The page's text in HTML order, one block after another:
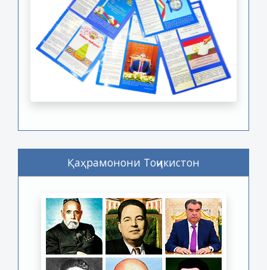
Қаҳрамонони Тоҷикистон